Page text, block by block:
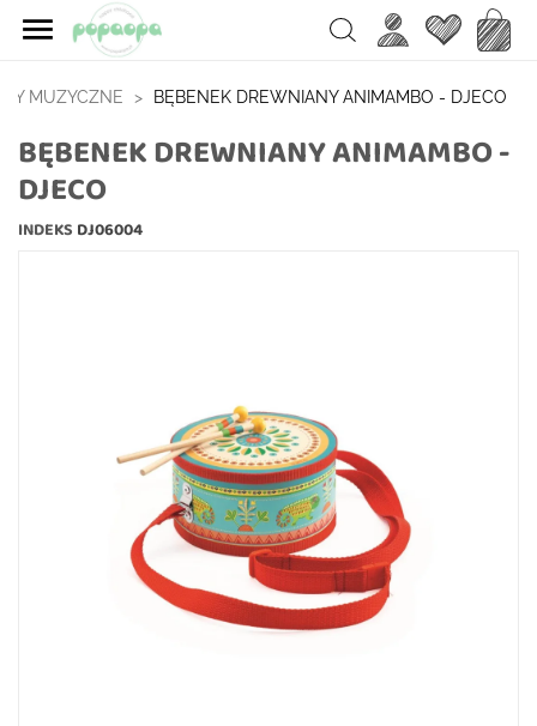
 Search Ulubione
MUZYCZNE BĘBENEK DREWNIANY ANIMAMBO - DJECO
BĘBENEK DREWNIANY ANIMAMBO -
DJECO
INDEKS DJ06004